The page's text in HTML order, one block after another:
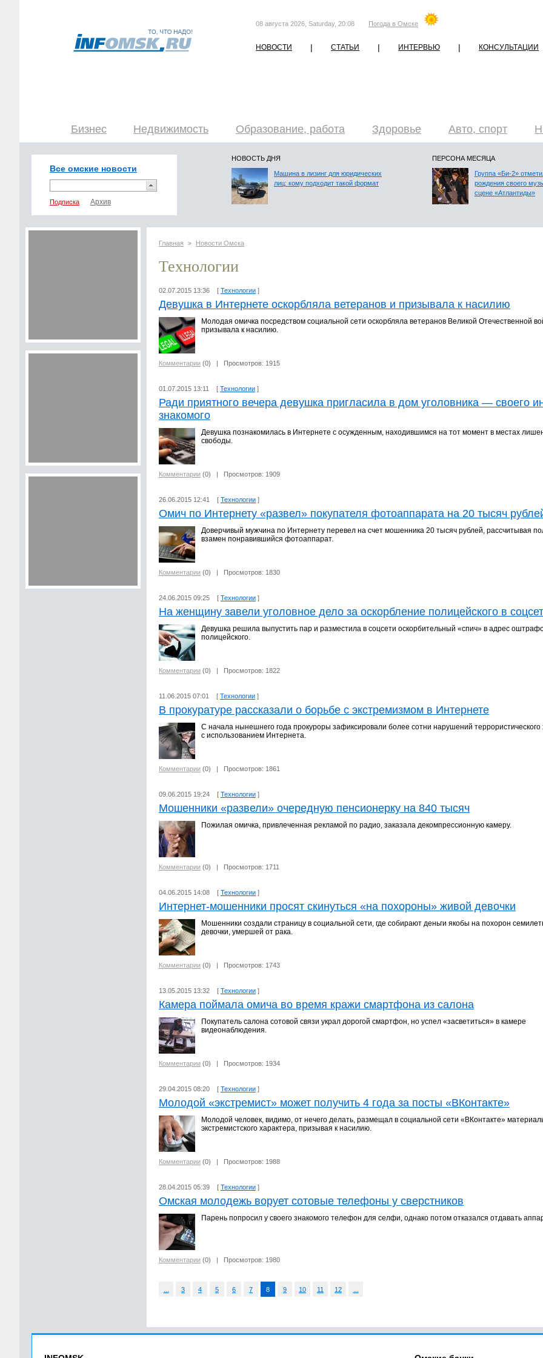
08 августа 2026, Saturday, 20:08 Погода в Омске
НОВОСТИ | СТАТЬИ | ИНТЕРВЬЮ | КОНСУЛЬТАЦИИ
Бизнес Недвижимость Образование, работа Здоровье Авто, спорт
Все омские новости
Подписка
НОВОСТЬ ДНЯ
Машина в лизинг для юридических
лиц: кому подходит такой формат
ПЕРСОНА МЕСЯЦА
Группа «Би-2»
рождения своего
сцене «Атлантиды»
Главная > Новости Омска
Технологии
02.07.2015 13:36 [ Технологии ]
Девушка в Интернете оскорбляла ветеранов и призывала к насилию
Молодая омичка посредством социальной сети оскорбляла ветеранов Великой Отечественной
призывала к насилию.
Комментарии (0) | Просмотров: 1915
01.07.2015 13:11 [ Технологии ]
Ради приятного вечера девушка пригласила в дом уголовника — своего
знакомого
Девушка познакомилась в Интернете с осужденным, находившимся на тот момент в местах
свободы.
Комментарии (0) | Просмотров: 1909
26.06.2015 12:41 [ Технологии ]
Омич по Интернету «развел» покупателя фотоаппарата на 20 тысяч
Доверчивый мужчина по Интернету перевел на счет мошенника 20 тысяч рублей, рассчитывая
взамен понравившийся фотоаппарат.
Комментарии (0) | Просмотров: 1830
24.06.2015 09:25 [ Технологии ]
На женщину завели уголовное дело за оскорбление полицейского в
Девушка решила выпустить пар и разместила в соцсети оскорбительный «спич» в адрес
полицейского.
Комментарии (0) | Просмотров: 1822
11.06.2015 07:01 [ Технологии ]
В прокуратуре рассказали о борьбе с экстремизмом в Интернете
С начала нынешнего года прокуроры зафиксировали более сотни нарушений террористического
с использованием Интернета.
Комментарии (0) | Просмотров: 1861
09.06.2015 19:24 [ Технологии ]
Мошенники «развели» очередную пенсионерку на 840 тысяч
Пожилая омичка, привлеченная рекламой по радио, заказала декомпрессионную камеру.
Комментарии (0) | Просмотров: 1711
04.06.2015 14:08 [ Технологии ]
Интернет-мошенники просят скинуться «на похороны» живой девочки
Мошенники создали страницу в социальной сети, где собирают деньги якобы на похорон
девочки, умершей от рака.
Комментарии (0) | Просмотров: 1743
13.05.2015 13:32 [ Технологии ]
Камера поймала омича во время кражи смартфона из салона
Покупатель салона сотовой связи украл дорогой смартфон, но успел «засветиться» в камере
видеонаблюдения.
Комментарии (0) | Просмотров: 1934
29.04.2015 08:20 [ Технологии ]
Молодой «экстремист» может получить 4 года за посты «ВКонтакте»
Молодой человек, видимо, от нечего делать, размещал в социальной сети «ВКонтакте»
экстремистского характера, призывая к насилию.
Комментарии (0) | Просмотров: 1988
28.04.2015 05:39 [ Технологии ]
Омская молодежь ворует сотовые телефоны у сверстников
Парень попросил у своего знакомого телефон для селфи, однако потом отказался отдавать
Комментарии (0) | Просмотров: 1980
3 4 5 6 7 8 9 10 11 12